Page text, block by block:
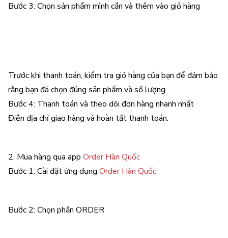
Bước 3: Chọn sản phẩm mình cần và thêm vào giỏ hàng
Trước khi thanh toán, kiểm tra giỏ hàng của bạn để đảm bảo
rằng bạn đã chọn đúng sản phẩm và số lượng.
Bước 4: Thanh toán và theo dõi đơn hàng nhanh nhất
Điền địa chỉ giao hàng và hoàn tất thanh toán.
2. Mua hàng qua app Order Hàn Quốc
Bước 1: Cài đặt ứng dụng Order Hàn Quốc
Bước 2: Chọn phần ORDER